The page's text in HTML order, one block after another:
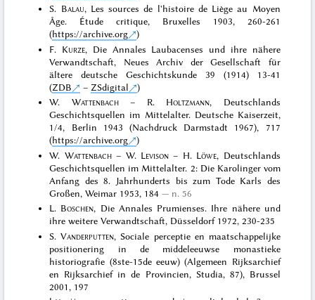
S. Balau, Les sources de l'histoire de Liège au Moyen
Âge. Étude critique, Bruxelles 1903, 260-261
(https://archive.org
)
F. Kurze, Die Annales Laubacenses und ihre nähere
Verwandtschaft, Neues Archiv der Gesellschaft für
ältere deutsche Geschichtskunde 39 (1914) 13-41
(ZDB – ZSdigital
)
W. Wattenbach– R. Holtzmann, Deutschlands
Geschichtsquellen im Mittelalter. Deutsche Kaiserzeit,
1/4, Berlin 1943 (Nachdruck Darmstadt 1967), 717
(https://archive.org
)
W. Wattenbach– W. Levison – H. Löwe, Deutschlands
Geschichtsquellen im Mittelalter. 2: Die Karolinger vom
Anfang des 8. Jahrhunderts bis zum Tode Karls des
Großen, Weimar 1953, 184
n. 56
L. Boschen, Die Annales Prumienses. Ihre nähere und
ihre weitere Verwandtschaft, Düsseldorf 1972, 230-235
S.Vanderputten, Sociale perceptie en maatschappelijke
positionering in de middeleeuwse monastieke
historiografie (8ste-15de eeuw) (Algemeen Rijksarchief
en Rijksarchief in de Provincien, Studia, 87), Brussel
2001, 197